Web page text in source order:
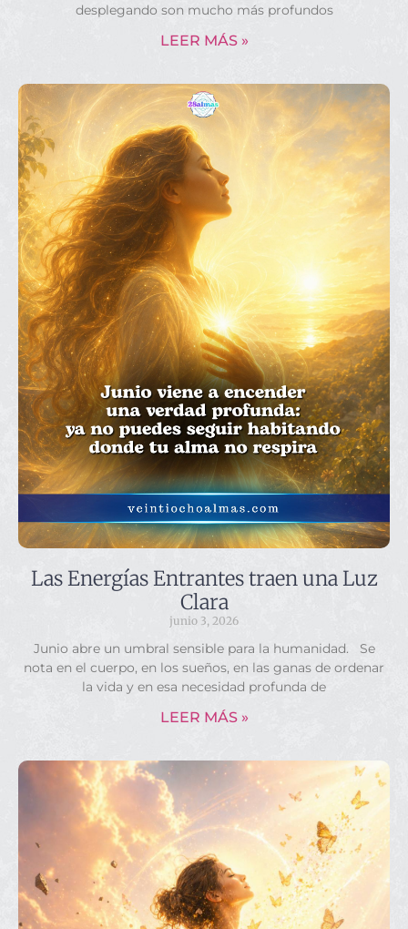
desplegando son mucho más profundos
LEER MÁS »
Las Energías Entrantes traen una Luz
Clara
junio 3, 2026
Junio abre un umbral sensible para la humanidad. Se
nota en el cuerpo, en los sueños, en las ganas de ordenar
la vida y en esa necesidad profunda de
LEER MÁS »